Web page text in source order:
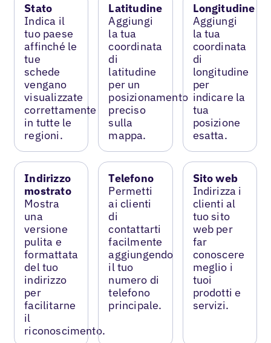
Stato
Indica il
tuo paese
affinché le
tue
schede
vengano
visualizzate
correttamente
in tutte le
regioni.
Latitudine
Aggiungi
la tua
coordinata
di
latitudine
per un
posizionamento
preciso
sulla
mappa.
Longitudine
Aggiungi
la tua
coordinata
di
longitudine
per
indicare la
tua
posizione
esatta.
Indirizzo
mostrato
Mostra
una
versione
pulita e
formattata
del tuo
indirizzo
per
facilitarne
il
riconoscimento.
Telefono
Permetti
ai clienti
di
contattarti
facilmente
aggiungendo
il tuo
numero di
telefono
principale.
Sito web
Indirizza i
clienti al
tuo sito
web per
far
conoscere
meglio i
tuoi
prodotti e
servizi.